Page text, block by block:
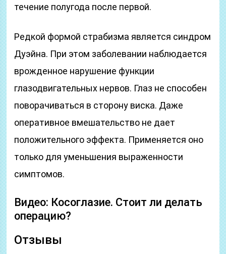
течение полугода после первой.
Редкой формой страбизма является синдром
Дуэйна. При этом заболевании наблюдается
врожденное нарушение функции
глазодвигательных нервов. Глаз не способен
поворачиваться в сторону виска. Даже
оперативное вмешательство не дает
положительного эффекта. Применяется оно
только для уменьшения выраженности
симптомов.
Видео: Косоглазие. Стоит ли делать
операцию?
Отзывы